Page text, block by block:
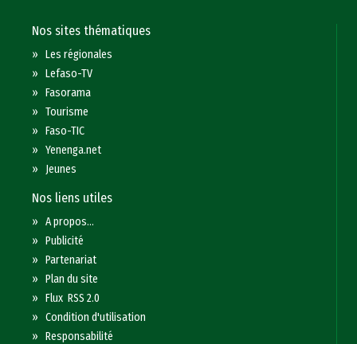
Nos sites thématiques
»Les régionales
»Lefaso-TV
»Fasorama
»Tourisme
»Faso-TIC
»Yenenga.net
» Jeunes
Nos liens utiles
»A propos...
»Publicité
»Partenariat
»Plan du site
»Flux RSS 2.0
»Condition d'utilisation
»Responsabilité